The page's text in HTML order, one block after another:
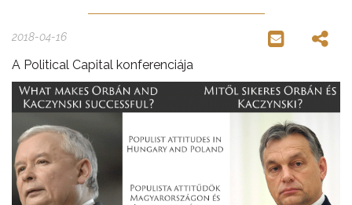
2018-04-16
A Political Capital konferenciája